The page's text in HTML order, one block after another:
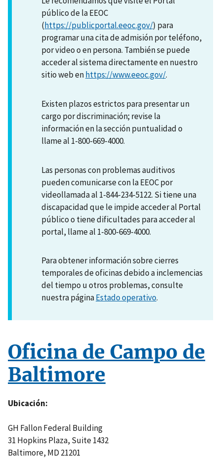
público de la EEOC
(https://publicportal.eeoc.gov/) para
programar una cita de admisión por teléfono,
por video o en persona. También se puede
acceder al sistema directamente en nuestro
sitio web enhttps://www.eeoc.gov/.
Existen plazos estrictos para presentar un
cargo por discriminación; revise la
información en la sección puntualidad o
llame al 1-800-669-4000.
Las personas con problemas auditivos
pueden comunicarse con la EEOC por
videollamada al 1-844-234-5122. Si tiene una
discapacidad que le impide acceder al Portal
público o tiene dificultades para acceder al
portal, llame al 1-800-669-4000.
Para obtener información sobre cierres
temporales de oficinas debido a inclemencias
del tiempo u otros problemas, consulte
nuestra páginaEstado operativo.
Oficina de Campo de
Baltimore
Ubicación
GH Fallon Federal Building
31 Hopkins Plaza, Suite 1432
Baltimore, MD 21201